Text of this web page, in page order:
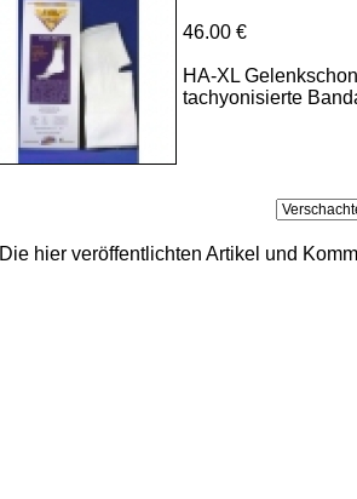
46.00 €
HA-XL
tachyonisierte
Die hier veröffentlichten Artikel und